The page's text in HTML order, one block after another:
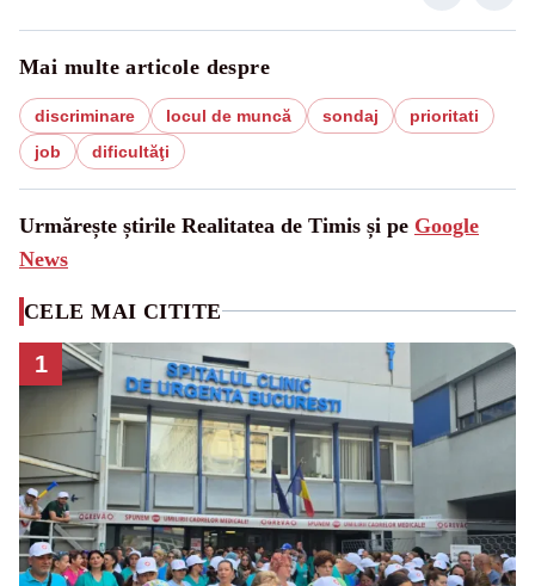
Mai multe articole despre
discriminare locul de muncă sondaj
prioritati
job
dificultăţi
Urmărește știrile Realitatea de Timis și pe Google
News
CELE MAI CITITE
1